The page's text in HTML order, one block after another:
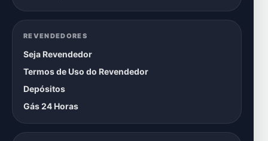
REVENDEDORES
Seja Revendedor
Termos de Uso do Revendedor
Depósitos
Gás 24 Horas